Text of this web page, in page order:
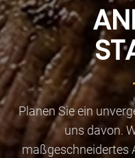
Planen Sie ein
uns davon.
maßgeschneidertes